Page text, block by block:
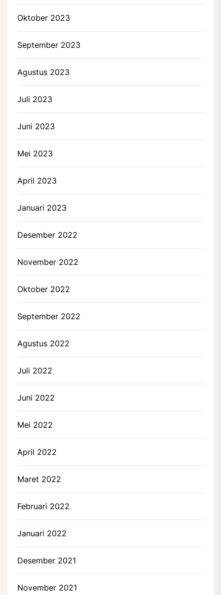
Oktober 2023
September 2023
Agustus 2023
Juli 2023
Juni 2023
Mei 2023
April 2023
Januari 2023
Desember 2022
November 2022
Oktober 2022
September 2022
Agustus 2022
Juli 2022
Juni 2022
Mei 2022
April 2022
Maret 2022
Februari 2022
Januari 2022
Desember 2021
November 2021